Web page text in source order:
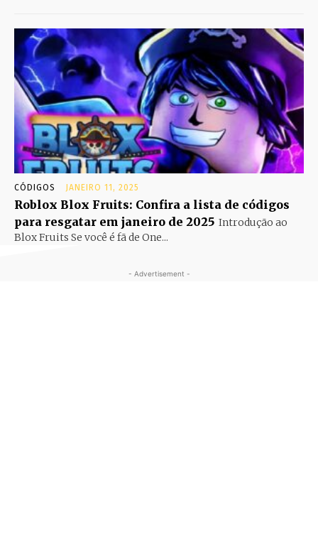
CÓDIGOS JANEIRO 11, 2025
Roblox Blox Fruits: Confira a lista de códigos
para resgatar em janeiro de 2025 Introdução ao
Blox Fruits Se você é fã de One...
- Advertisement -